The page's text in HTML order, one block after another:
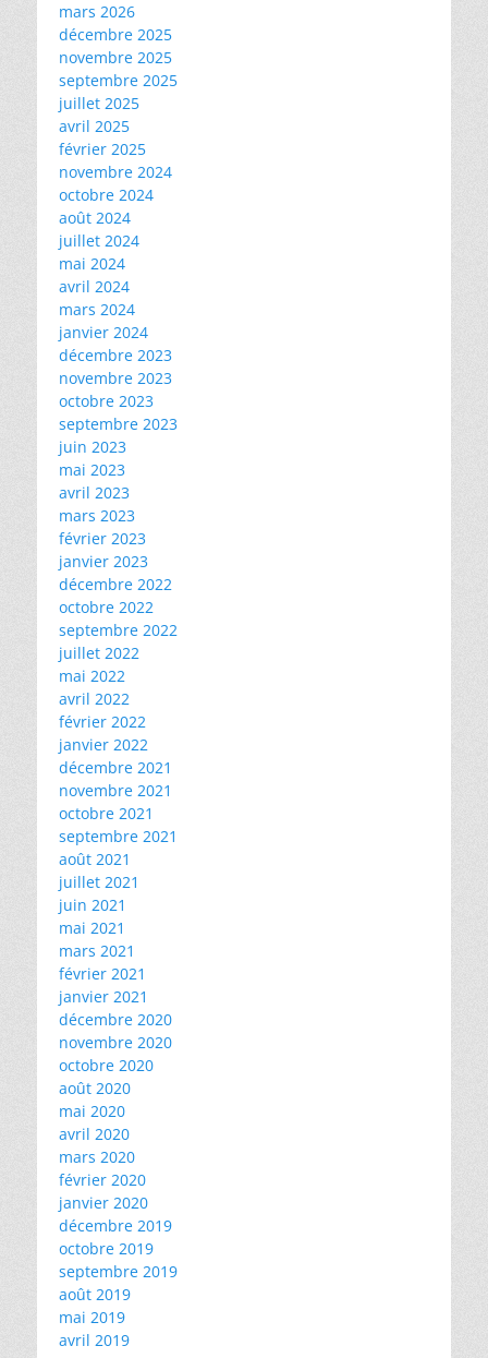
mars 2026
décembre 2025
novembre 2025
septembre 2025
juillet 2025
avril 2025
février 2025
novembre 2024
octobre 2024
août 2024
juillet 2024
mai 2024
avril 2024
mars 2024
janvier 2024
décembre 2023
novembre 2023
octobre 2023
septembre 2023
juin 2023
mai 2023
avril 2023
mars 2023
février 2023
janvier 2023
décembre 2022
octobre 2022
septembre 2022
juillet 2022
mai 2022
avril 2022
février 2022
janvier 2022
décembre 2021
novembre 2021
octobre 2021
septembre 2021
août 2021
juillet 2021
juin 2021
mai 2021
mars 2021
février 2021
janvier 2021
décembre 2020
novembre 2020
octobre 2020
août 2020
mai 2020
avril 2020
mars 2020
février 2020
janvier 2020
décembre 2019
octobre 2019
septembre 2019
août 2019
mai 2019
avril 2019